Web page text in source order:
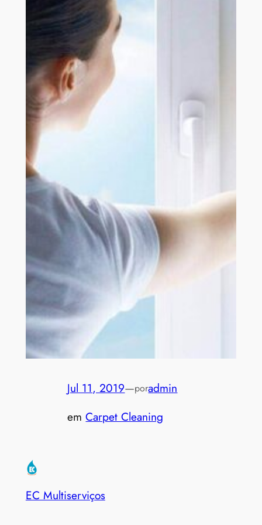
Jul 11, 2019—poradmin
emCarpet Cleaning
EC Multiserviços